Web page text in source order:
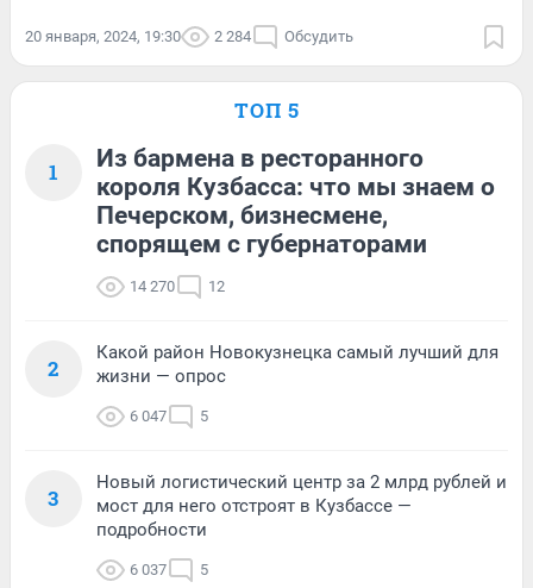
20 января, 2024, 19:30 2 284 Обсудить
ТОП 5
1
Из бармена в ресторанного
короля Кузбасса: что мы знаем о
Печерском, бизнесмене,
спорящем с губернаторами
14 270 12
2
Какой район Новокузнецка самый лучший для
жизни — опрос
6 047 5
3
Новый логистический центр за 2 млрд рублей и
мост для него отстроят в Кузбассе —
подробности
6 037 5